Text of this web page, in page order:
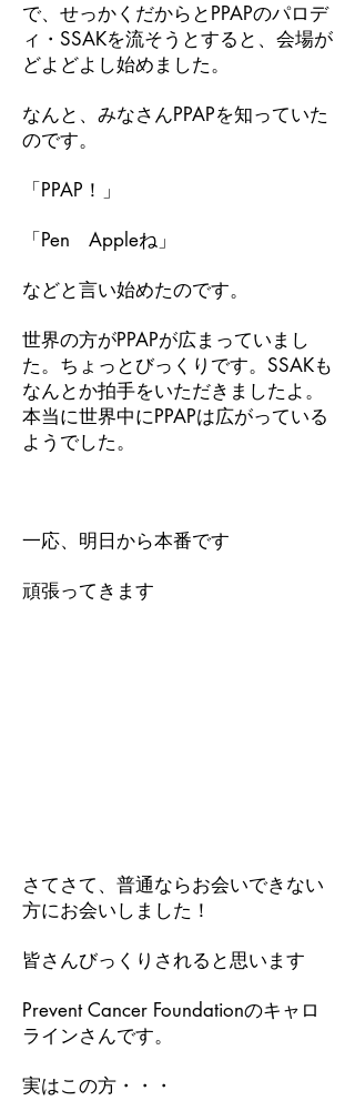
で、せっかくだからとPPAPのパロデ
ィ・SSAKを流そうとすると、会場が
どよどよし始めました。
なんと、みなさんPPAPを知っていた
のです。
「PPAP！」
「Pen Appleね」
などと言い始めたのです。
世界の方がPPAPが広まっていまし
た。ちょっとびっくりです。SSAKも
なんとか拍手をいただきましたよ。
本当に世界中にPPAPは広がっている
ようでした。
一応、明日から本番です
頑張ってきます
さてさて、普通ならお会いできない
方にお会いしました！
皆さんびっくりされると思います
Prevent Cancer Foundationのキャロ
ラインさんです。
実はこの方・・・